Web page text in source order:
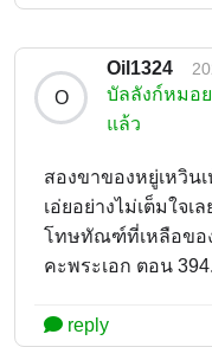
O
Oil1324
บัลลังก์หมอ
แล้ว
สองขาของหยู่เหวิน
เอ่ยอย่างไม่เต็มใจเ
โทษทัณฑ์ที่เหลือขอ
คะพระเอก ตอน
reply